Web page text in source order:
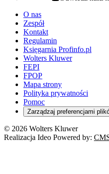
youtube - otwiera się w
O nas
Zespół
Kontakt
Regulamin
Księgarnia Profinfo.pl
Wolters Kluwer
FEPI
FPOP
Mapa strony
Polityka prywatności
Pomoc
Zarządzaj preferencjami
© 2026 Wolters Kluwer
Realizacja Ideo Powered by: